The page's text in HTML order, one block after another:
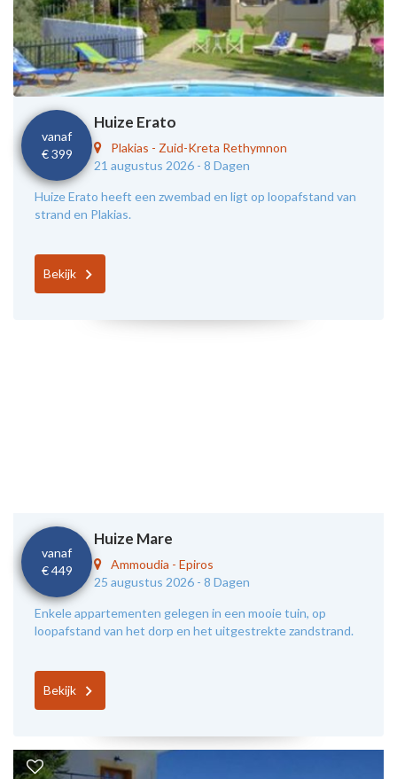
vanaf
€ 399
Huize Erato
Plakias - Zuid-Kreta Rethymnon
21 augustus 2026 - 8 Dagen
Huize Erato heeft een zwembad en ligt op loopafstand van
strand en Plakias.
Bekijk
vanaf
€ 449
Huize Mare
Ammoudia - Epiros
25 augustus 2026 - 8 Dagen
Enkele appartementen gelegen in een mooie tuin, op
loopafstand van het dorp en het uitgestrekte zandstrand.
Bekijk